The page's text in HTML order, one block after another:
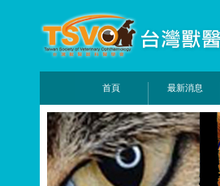
首頁 最新消息